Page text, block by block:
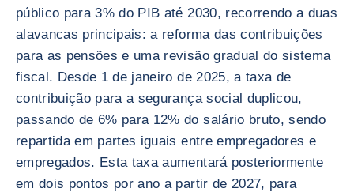
público para 3% do PIB até 2030, recorrendo a duas
alavancas principais: a reforma das contribuições
para as pensões e uma revisão gradual do sistema
fiscal. Desde 1 de janeiro de 2025, a taxa de
contribuição para a segurança social duplicou,
passando de 6% para 12% do salário bruto, sendo
repartida em partes iguais entre empregadores e
empregados. Esta taxa aumentará posteriormente
em dois pontos por ano a partir de 2027, para